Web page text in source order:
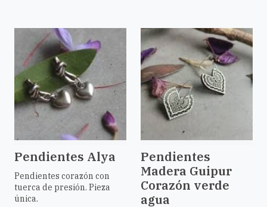
Pendientes Alya
Pendientes corazón con
tuerca de presión. Pieza
única.
Pendientes
Madera Guipur
Corazón verde
agua